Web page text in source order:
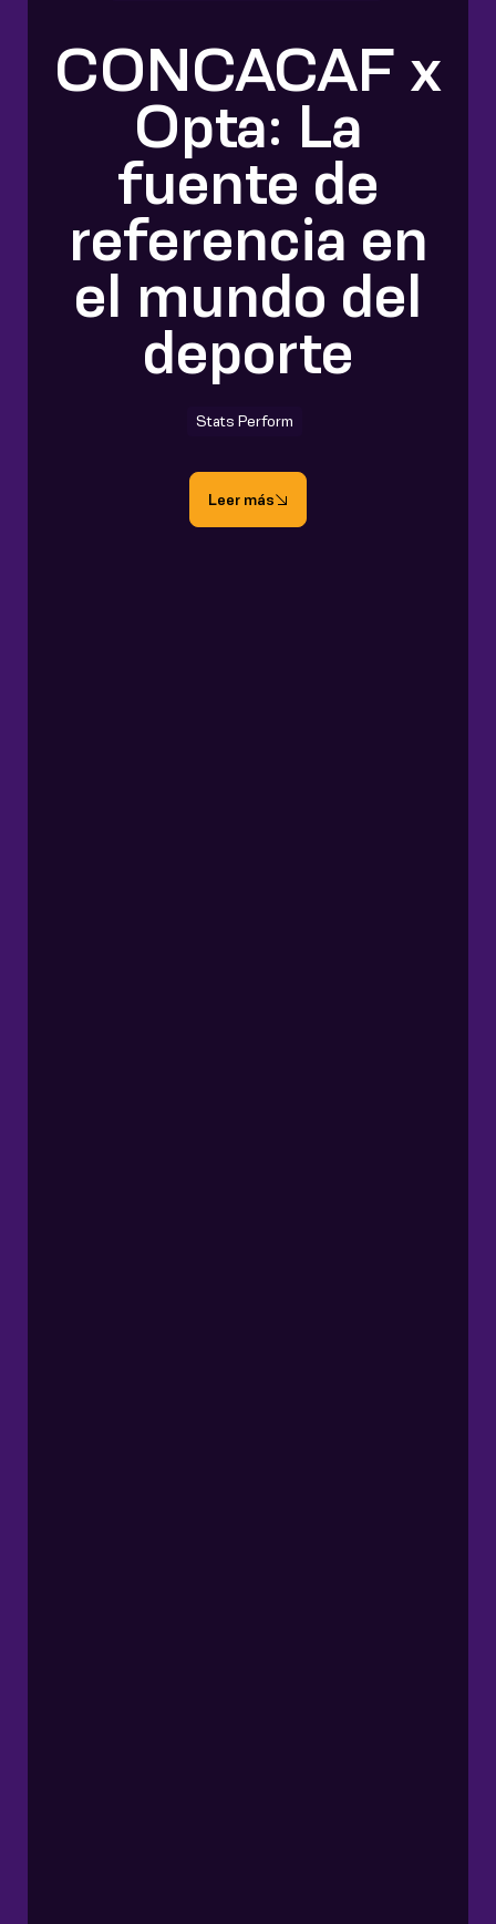
CONCACAF x
Opta: La
fuente de
referencia en
el mundo del
deporte
Stats Perform
Leer más